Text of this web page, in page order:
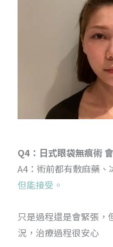
Q4：日式眼袋無痕術
A4：術前都有敷麻藥、
但能接受。
只是過程還是會緊張，
況，治療過程很安心